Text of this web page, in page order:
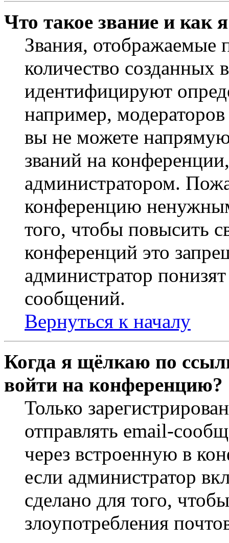
Что такое звание и как
Звания,
количество
идентифицируют
например,
вы не можете
званий на
администратором.
конференцию
того, чтобы повысить
конференций это
администратор
сообщений.
Вернуться к началу
Когда я щёлкаю по
войти на конференцию?
Только
отправлять email-
через встроенную в
если администратор
сделано для того,
злоупотребления